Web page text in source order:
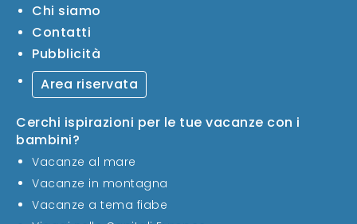
Chi siamo
Contatti
Pubblicità
Area riservata
Cerchi ispirazioni per le tue vacanze con i
bambini?
Vacanze al mare
Vacanze in montagna
Vacanze a tema fiabe